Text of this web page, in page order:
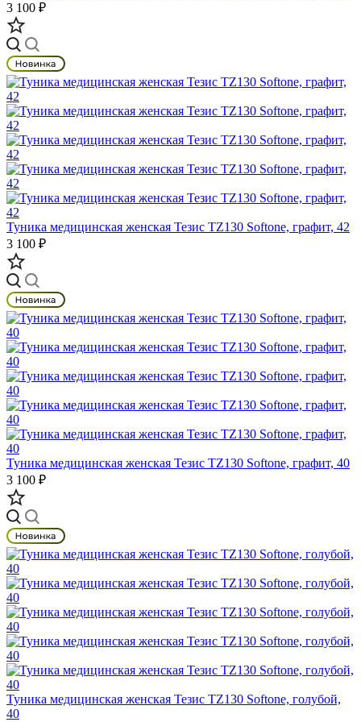
3 100 ₽
Туника медицинская женская Тезис TZ130 Softone, графит, 42
3 100 ₽
Туника медицинская женская Тезис TZ130 Softone, графит, 40
3 100 ₽
Туника медицинская женская Тезис TZ130 Softone, голубой,
40